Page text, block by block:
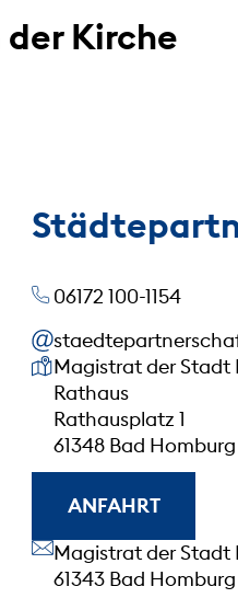
Kirche
06172 100-1154
Unsere Anschrift
Magistrat der Stadt
Rathaus
Rathausplatz 1
61348 Bad
ANFAHRT
Unsere Anschrift
Magistrat der Stadt
61343 Bad